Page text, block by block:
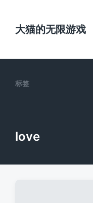
大猫的无限游戏
标签
love